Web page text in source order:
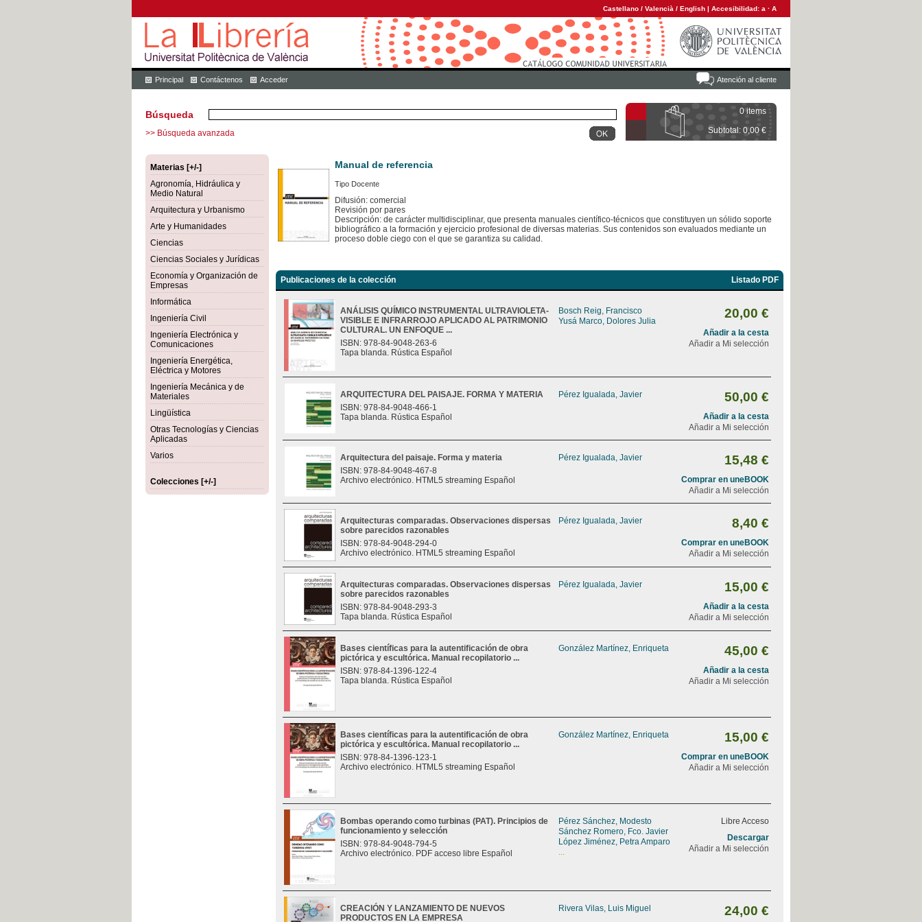
Castellano / Valencià / English | Accesibilidad: a · A
Atención al cliente
Principal Contáctenos Acceder
0 items
Subtotal: 0,00 €
Búsqueda
>> Búsqueda avanzada
Materias [+/-]
Agronomía, Hidráulica y
Medio Natural
Arquitectura y Urbanismo
Arte y Humanidades
Ciencias
Ciencias Sociales y Jurídicas
Economía y Organización de
Empresas
Informática
Ingeniería Civil
Ingeniería Electrónica y
Comunicaciones
Ingeniería Energética,
Eléctrica y Motores
Ingeniería Mecánica y de
Materiales
Lingüística
Otras Tecnologías y Ciencias
Aplicadas
Varios
Colecciones [+/-]
Manual de referencia
Tipo Docente
Difusión: comercial
Revisión por pares
Descripción: de carácter multidisciplinar, que presenta manuales científico-técnicos que constituyen un sólido soporte
bibliográfico a la formación y ejercicio profesional de diversas materias. Sus contenidos son evaluados mediante un
proceso doble ciego con el que se garantiza su calidad.
Publicaciones de la colección Listado PDF
ANÁLISIS QUÍMICO INSTRUMENTAL ULTRAVIOLETA-
VISIBLE E INFRARROJO APLICADO AL PATRIMONIO
CULTURAL. UN ENFOQUE ...
ISBN: 978-84-9048-263-6
Tapa blanda. Rústica Español
Bosch Reig, Francisco
Yusá Marco, Dolores Julia
20,00 €
Añadir a la cesta
Añadir a Mi selección
ARQUITECTURA DEL PAISAJE. FORMA Y MATERIA
ISBN: 978-84-9048-466-1
Tapa blanda. Rústica Español
Pérez Igualada, Javier 50,00 €
Añadir a la cesta
Añadir a Mi selección
Arquitectura del paisaje. Forma y materia
ISBN: 978-84-9048-467-8
Archivo electrónico. HTML5 streaming Español
Pérez Igualada, Javier 15,48 €
Comprar en uneBOOK
Añadir a Mi selección
Arquitecturas comparadas. Observaciones dispersas
sobre parecidos razonables
ISBN: 978-84-9048-294-0
Archivo electrónico. HTML5 streaming Español
Pérez Igualada, Javier 8,40 €
Comprar en uneBOOK
Añadir a Mi selección
Arquitecturas comparadas. Observaciones dispersas
sobre parecidos razonables
ISBN: 978-84-9048-293-3
Tapa blanda. Rústica Español
Pérez Igualada, Javier 15,00 €
Añadir a la cesta
Añadir a Mi selección
Bases científicas para la autentificación de obra
pictórica y escultórica. Manual recopilatorio ...
ISBN: 978-84-1396-122-4
Tapa blanda. Rústica Español
González Martínez, Enriqueta 45,00 €
Añadir a la cesta
Añadir a Mi selección
Bases científicas para la autentificación de obra
pictórica y escultórica. Manual recopilatorio ...
ISBN: 978-84-1396-123-1
Archivo electrónico. HTML5 streaming Español
González Martínez, Enriqueta 15,00 €
Comprar en uneBOOK
Añadir a Mi selección
Bombas operando como turbinas (PAT). Principios de
funcionamiento y selección
ISBN: 978-84-9048-794-5
Archivo electrónico. PDF acceso libre Español
Pérez Sánchez, Modesto
Sánchez Romero, Fco. Javier
López Jiménez, Petra Amparo
...
Libre Acceso
Descargar
Añadir a Mi selección
CREACIÓN Y LANZAMIENTO DE NUEVOS
PRODUCTOS EN LA EMPRESA
Rivera Vilas, Luis Miguel 24,00 €